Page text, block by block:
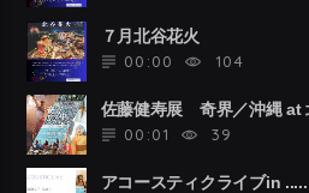
７月北谷花火
00:00
104
佐藤健寿展 奇界／沖縄 at
00:01
39
アコースティクライブin